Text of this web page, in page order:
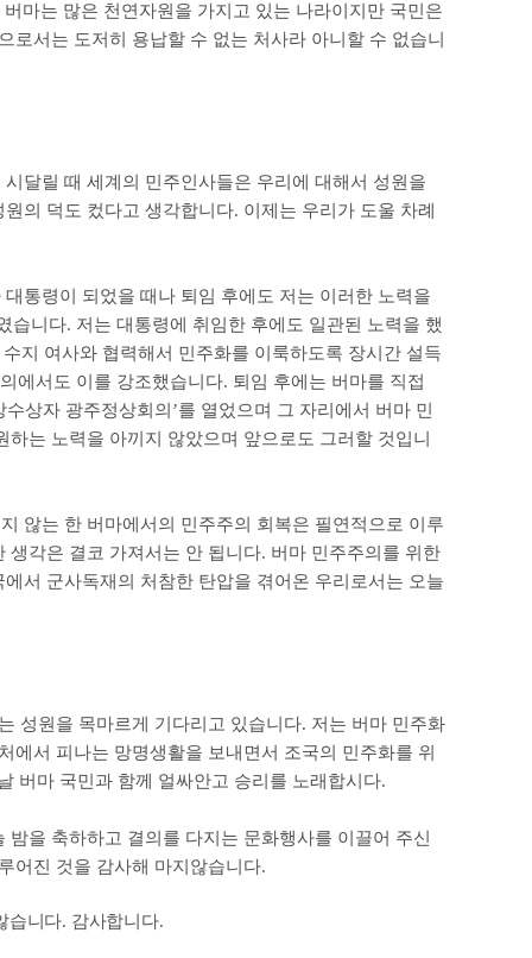
버마는 많은 천연자원을 가지고 있는 나라이지만 국민은
로서는 도저히 용납할 수 없는 처사라 아니할 수 없습니
달릴 때 세계의 민주인사들은 우리에 대해서 성원을
의 덕도 컸다고 생각합니다. 이제는 우리가 도울 차례
대통령이 되었을 때나 퇴임 후에도 저는 이러한 노력을
습니다. 저는 대통령에 취임한 후에도 일관된 노력을 했
지 여사와 협력해서 민주화를 이룩하도록 장시간 설득
에서도 이를 강조했습니다. 퇴임 후에는 버마를 직접
수상자 광주정상회의 ’를 열었으며 그 자리에서 버마 민
는 노력을 아끼지 않았으며 앞으로도 그러할 것입니
않는 한 버마에서의 민주주의 회복은 필연적으로 이루
생각은 결코 가져서는 안 됩니다. 버마 민주주의를 위한
에서 군사독재의 처참한 탄압을 겪어온 우리로서는 오늘
성원을 목마르게 기다리고 있습니다. 저는 버마 민주화
에서 피나는 망명생활을 보내면서 조국의 민주화를 위
버마 국민과 함께 얼싸안고 승리를 노래합시다.
밤을 축하하고 결의를 다지는 문화행사를 이끌어 주신
어진 것을 감사해 마지않습니다.
습니다. 감사합니다.